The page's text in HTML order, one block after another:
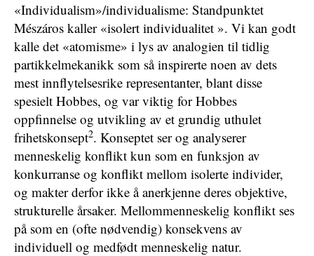
«Individualism»/individualisme: Standpunktet
Mészáros kaller «isolert individualitet ». Vi kan godt
kalle det «atomisme» i lys av analogien til tidlig
partikkelmekanikk som så inspirerte noen av dets
mest innflytelsesrike representanter, blant disse
spesielt Hobbes, og var viktig for Hobbes
oppfinnelse og utvikling av et grundig uthulet
frihetskonsept2. Konseptet ser og analyserer
menneskelig konflikt kun som en funksjon av
konkurranse og konflikt mellom isolerte individer,
og makter derfor ikke å anerkjenne deres objektive,
strukturelle årsaker. Mellommenneskelig konflikt ses
på som en (ofte nødvendig) konsekvens av
individuell og medfødt menneskelig natur.